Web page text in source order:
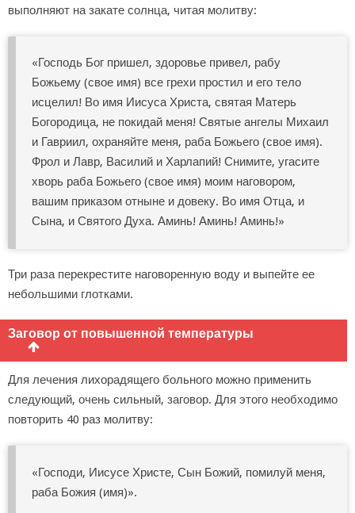
выполняют на закате солнца, читая молитву:
«Господь Бог пришел, здоровье привел, рабу
Божьему (свое имя) все грехи простил и его тело
исцелил! Во имя Иисуса Христа, святая Матерь
Богородица, не покидай меня! Святые ангелы Михаил
и Гавриил, охраняйте меня, раба Божьего (свое имя).
Фрол и Лавр, Василий и Харлапий! Снимите, угасите
хворь раба Божьего (свое имя) моим наговором,
вашим приказом отныне и довеку. Во имя Отца, и
Сына, и Святого Духа. Аминь! Аминь! Аминь!»
Три раза перекрестите наговоренную воду и выпейте ее
небольшими глотками.
Заговор от повышенной температуры
Для лечения лихорадящего больного можно применить
следующий, очень сильный, заговор. Для этого необходимо
повторить 40 раз молитву:
«Господи, Иисусе Христе, Сын Божий, помилуй меня,
раба Божия (имя)».